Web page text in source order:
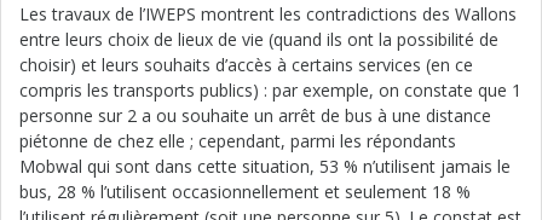
Les travaux de l’IWEPS montrent les contradictions des Wallons
entre leurs choix de lieux de vie (quand ils ont la possibilité de
choisir) et leurs souhaits d’accès à certains services (en ce
compris les transports publics) : par exemple, on constate que 1
personne sur 2 a ou souhaite un arrêt de bus à une distance
piétonne de chez elle ; cependant, parmi les répondants
Mobwal qui sont dans cette situation, 53 % n’utilisent jamais le
bus, 28 % l’utilisent occasionnellement et seulement 18 %